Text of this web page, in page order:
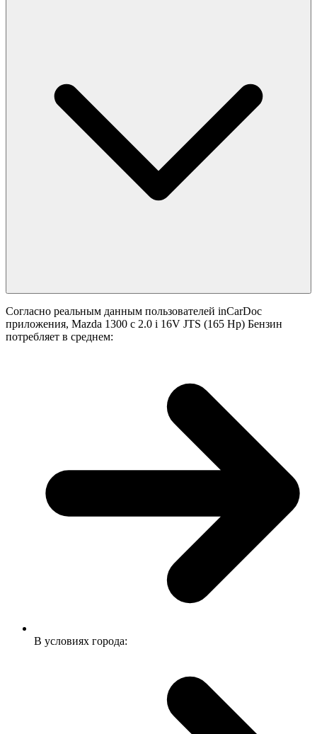
Согласно реальным данным пользователей inCarDoc
приложения, Mazda 1300 с 2.0 i 16V JTS (165 Hp) Бензин
потребляет в среднем:
В условиях города: